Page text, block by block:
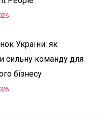
України: як
сильну команду для
бізнесу